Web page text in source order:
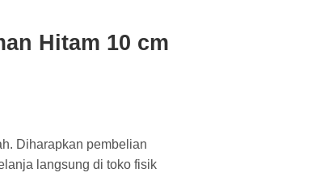
Hitam 10 cm
Diharapkan pembelian
langsung di toko fisik